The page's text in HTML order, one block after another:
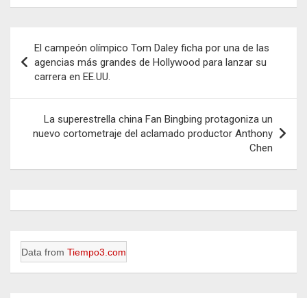
de
entradas
El campeón olímpico Tom Daley ficha por una de las
agencias más grandes de Hollywood para lanzar su
carrera en EE.UU.
La superestrella china Fan Bingbing protagoniza un
nuevo cortometraje del aclamado productor Anthony
Chen
Data from Tiempo3.com